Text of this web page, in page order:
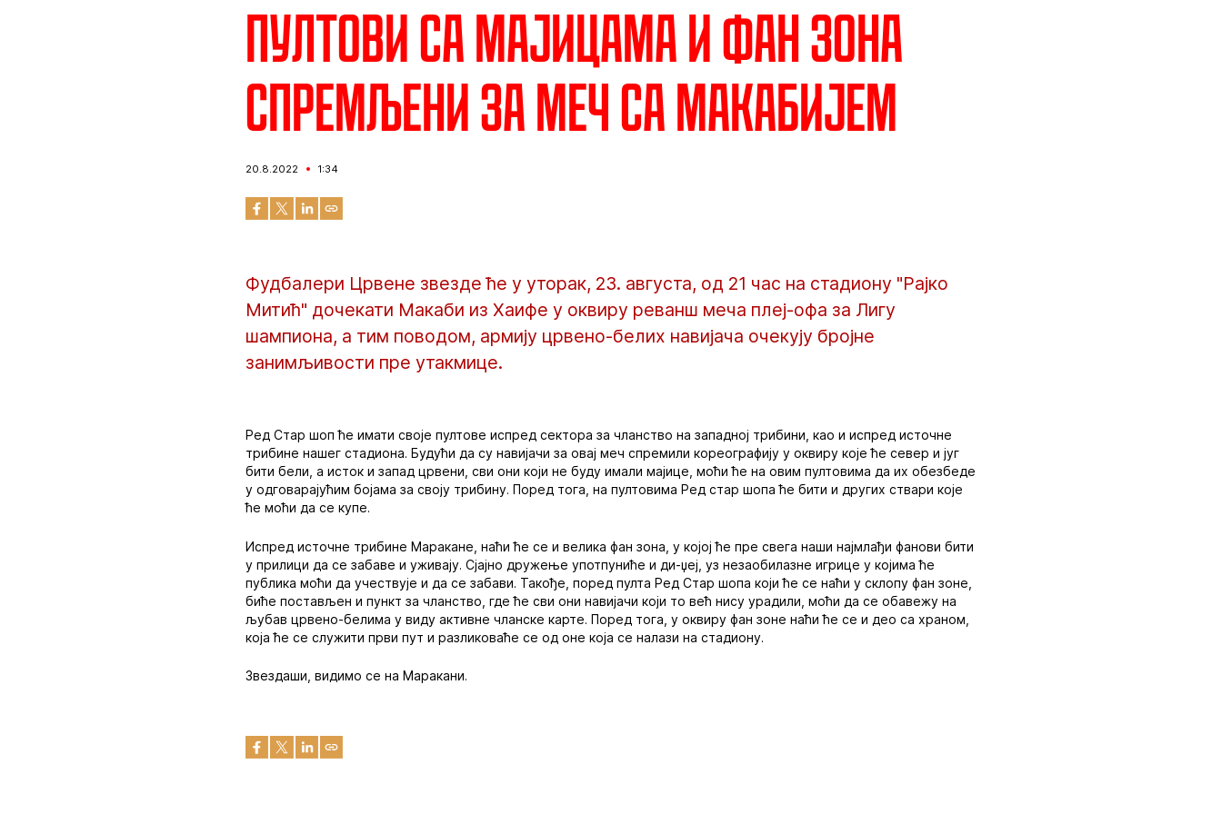
Пултови са мајицама и фан зона
спремљени за меч са Макабијем
20.8.2022 1:34
Фудбалери Црвене звезде ће у уторак, 23. августа, од 21 час на стадиону "Рајко
Митић" дочекати Макаби из Хаифе у оквиру реванш меча плеј-офа за Лигу
шампиона, а тим поводом, армију црвено-белих навијача очекују бројне
занимљивости пре утакмице.
Ред Стар шоп ће имати своје пултове испред сектора за чланство на западној трибини, као и испред источне
трибине нашег стадиона. Будући да су навијачи за овај меч спремили кореографију у оквиру које ће север и југ
бити бели, а исток и запад црвени, сви они који не буду имали мајице, моћи ће на овим пултовима да их обезбеде
у одговарајућим бојама за своју трибину. Поред тога, на пултовима Ред стар шопа ће бити и других ствари које
ће моћи да се купе.
Испред источне трибине Маракане, наћи ће се и велика фан зона, у којој ће пре свега наши најмлађи фанови бити
у прилици да се забаве и уживају. Сјајно дружење употпуниће и ди-џеј, уз незаобилазне игрице у којима ће
публика моћи да учествује и да се забави. Такође, поред пулта Ред Стар шопа који ће се наћи у склопу фан зоне,
биће постављен и пункт за чланство, где ће сви они навијачи који то већ нису урадили, моћи да се обавежу на
љубав црвено-белима у виду активне чланске карте. Поред тога, у оквиру фан зоне наћи ће се и део са храном,
која ће се служити први пут и разликоваће се од оне која се налази на стадиону.
Звездаши, видимо се на Маракани.